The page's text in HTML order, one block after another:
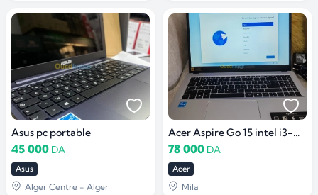
Asus pc portable
45 000 DA
Asus
Alger Centre - Alger
Acer Aspire Go 15 intel i3-N305 RAM 8GO DDR5 512 SSD
78 000 DA
Acer
Mila